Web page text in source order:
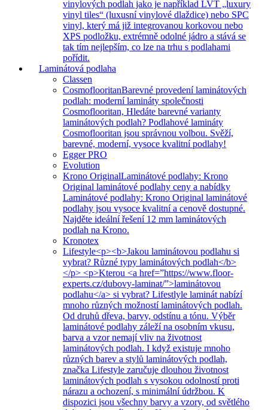
vinylových podlah jako je například LVT „luxury
vinyl tiles“ (luxusní vinylové dlaždice) nebo SPC
vinyl, který má již integrovanou korkovou nebo
XPS podložku, extrémně odolné jádro a stává se
tak tím nejlepším, co lze na trhu s podlahami
pořídit.
Laminátová podlaha
Classen
CosmoflooritanBarevné provedení laminátových
podlah: moderní lamináty společnosti
Cosmoflooritan, Hledáte barevné varianty
laminátových podlah? Podlahové lamináty
Cosmoflooritan jsou správnou volbou. Svěží,
barevné, moderní, vysoce kvalitní podlahy!
Egger PRO
Evolution
Krono OriginalLaminátové podlahy: Krono
Original laminátové podlahy ceny a nabídky
Laminátové podlahy: Krono Original laminátové
podlahy jsou vysoce kvalitní a cenově dostupné.
Najděte ideální řešení 12 mm laminátových
podlah na Krono.
Kronotex
Lifestyle<p><b>Jakou laminátovou podlahu si
vybrat? Různé typy laminátových podlah</b>
</p> <p>Kterou <a href=”https://www.floor-
experts.cz/dubovy-laminat/”>laminátovou
podlahu</a> si vybrat? Lifestlyle laminát nabízí
mnoho různých možností laminátových podlah.
Od druhů dřeva, barvy, odstínu a tónu. Výběr
laminátové podlahy záleží na osobním vkusu,
barva a vzor nemají vliv na životnost
laminátových podlah. I když existuje mnoho
různých barev a stylů laminátových podlah,
značka Lifestyle zaručuje dlouhou životnost
laminátových podlah s vysokou odolností proti
nárazu a ochození, s minimální údržbou. K
dispozici jsou všechny barvy a vzory, od světlého